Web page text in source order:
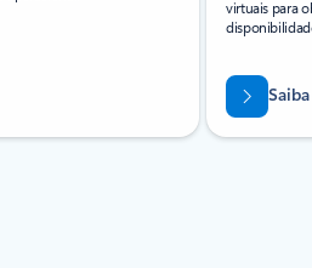
virtuais para